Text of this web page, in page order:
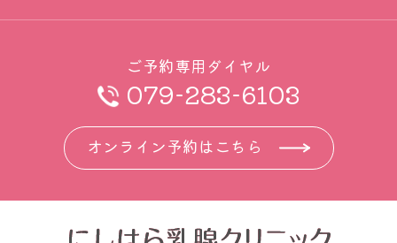
ご予約専用ダイヤル
079-283-6103
オンライン予約はこちら